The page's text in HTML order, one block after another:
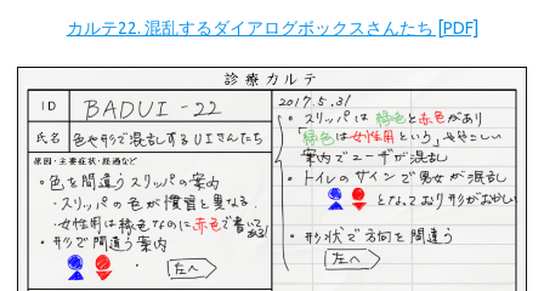
カルテ22. 混乱するダイアログボックスさんたち [PDF]